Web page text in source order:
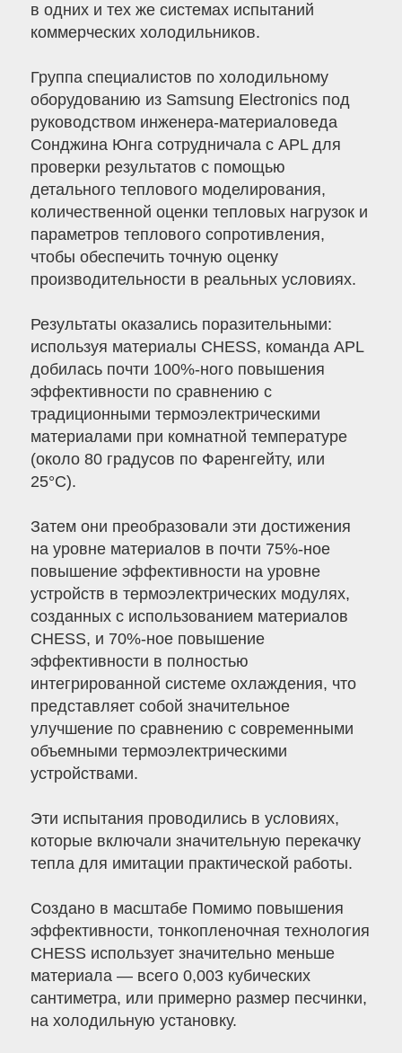
в одних и тех же системах испытаний
коммерческих холодильников.
Группа специалистов по холодильному
оборудованию из Samsung Electronics под
руководством инженера-материаловеда
Сонджина Юнга сотрудничала с APL для
проверки результатов с помощью
детального теплового моделирования,
количественной оценки тепловых нагрузок и
параметров теплового сопротивления,
чтобы обеспечить точную оценку
производительности в реальных условиях.
Результаты оказались поразительными:
используя материалы CHESS, команда APL
добилась почти 100%-ного повышения
эффективности по сравнению с
традиционными термоэлектрическими
материалами при комнатной температуре
(около 80 градусов по Фаренгейту, или
25°C).
Затем они преобразовали эти достижения
на уровне материалов в почти 75%-ное
повышение эффективности на уровне
устройств в термоэлектрических модулях,
созданных с использованием материалов
CHESS, и 70%-ное повышение
эффективности в полностью
интегрированной системе охлаждения, что
представляет собой значительное
улучшение по сравнению с современными
объемными термоэлектрическими
устройствами.
Эти испытания проводились в условиях,
которые включали значительную перекачку
тепла для имитации практической работы.
Создано в масштабе Помимо повышения
эффективности, тонкопленочная технология
CHESS использует значительно меньше
материала — всего 0,003 кубических
сантиметра, или примерно размер песчинки,
на холодильную установку.